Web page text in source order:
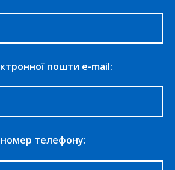
пошти e-mail:
телефону: